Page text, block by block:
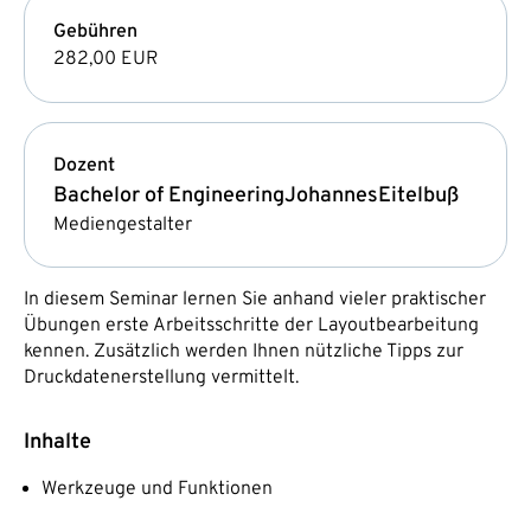
Gebühren
282,00 EUR
Dozent
Bachelor of EngineeringJohannesEitelbuß
Mediengestalter
In diesem Seminar lernen Sie anhand vieler praktischer
Übungen erste Arbeitsschritte der Layoutbearbeitung
kennen. Zusätzlich werden Ihnen nützliche Tipps zur
Druckdatenerstellung vermittelt.
Inhalte
Werkzeuge und Funktionen